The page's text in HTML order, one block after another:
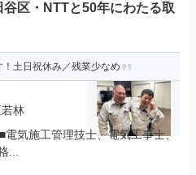
区・NTTと50年にわたる取
土日祝休み／残業少なめ
林
気施工管理技士、電気工事士、
...